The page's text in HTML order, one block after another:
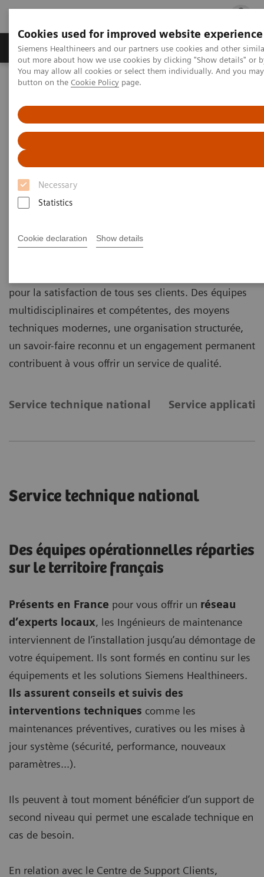
Cookies used for improved website experience
Siemens Healthineers and our partners use cookies and other
out more about how we use cookies by clicking "Show details" or
You may allow all cookies or select them individually. And you
button on the Cookie Policy page.
Necessary
Statistics
Cookie declaration Show details
Produits & services Spécialités cliniques
Accueil Services Service clients
Interventions sur site
La réactivité avant tout
Afin de maintenir et assurer un suivi de ses
pour la satisfaction de tous ses clients. Des équipes
multidisciplinaires et compétentes, des moyens
techniques modernes, une organisation structurée,
un savoir-faire reconnu et un engagement permanent
contribuent à vous offrir un service de qualité.
Service technique national Service
Service technique national
Des équipes opérationnelles réparties
sur le territoire français
Présents en France pour vous offrir un réseau
d’experts locaux, les Ingénieurs de maintenance
interviennent de l’installation jusqu’au démontage de
votre équipement. Ils sont formés en continu sur les
équipements et les solutions Siemens Healthineers.
Ils assurent conseils et suivis des
interventions techniques comme les
maintenances préventives, curatives ou les mises à
jour système (sécurité, performance, nouveaux
paramètres...).
Ils peuvent à tout moment bénéficier d’un support de
second niveau qui permet une escalade technique en
cas de besoin.
En relation avec le Centre de Support Clients,